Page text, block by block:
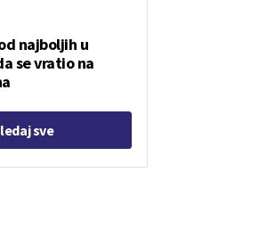
najboljih u
se vratio na
sve